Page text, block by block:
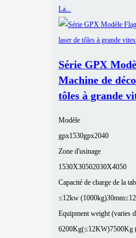
Série GPX
Machine de
tôles à grande
Modèle
gpx1530gpx2040
Zone d'usinage
1530X30502030X4050
Capacité de charge de la
≤12kw (1000kg)30mm
Equipment weight (varies
6200Kg(≤12KW)7500Kg